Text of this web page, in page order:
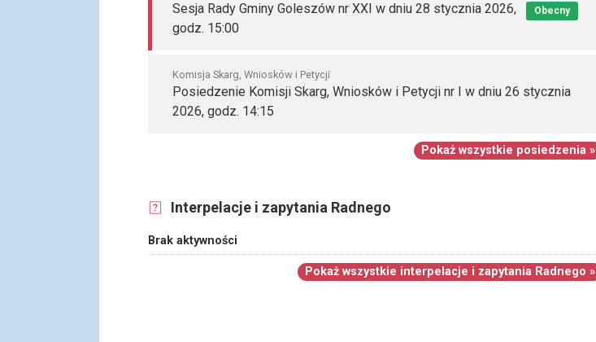
Sesja Rady Gminy Goleszów nr XXI w dniu 28 stycznia 2026,
godz. 15:00
Obecny
Komisja Skarg, Wniosków i Petycji
Posiedzenie Komisji Skarg, Wniosków i Petycji nr I w dniu 26 stycznia
2026, godz. 14:15
Pokaż wszystkie posiedzenia »
Interpelacje i zapytania Radnego
Brak aktywności
Pokaż wszystkie interpelacje i zapytania Radnego »